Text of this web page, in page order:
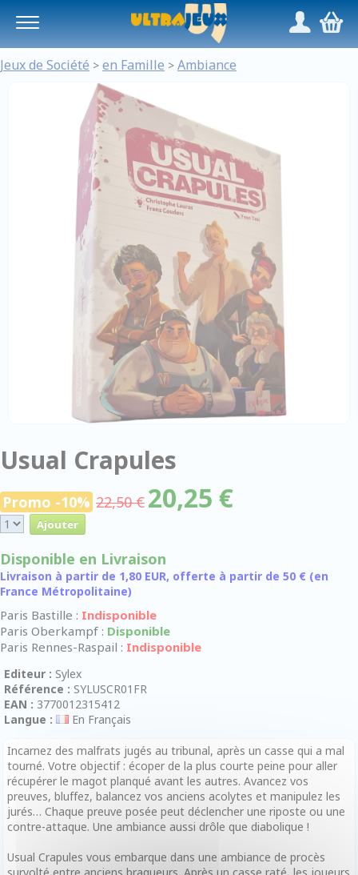
/,
Jeux de Société > en Famille > Ambiance
Usual Crapules
Promo -10% 22,50 € 20,25 €
Disponible en Livraison
Livraison à partir de 1,80 EUR, offerte à partir de 50 € (en
France Métropolitaine)
Paris Bastille : Indisponible
Paris Oberkampf : Disponible
Paris Rennes-Raspail : Indisponible
Editeur : Sylex
Référence : SYLUSCR01FR
EAN : 3770012315412
Langue :
En Français
Incarnez des malfrats jugés au tribunal, après un casse qui a mal
tourné. Votre objectif : écoper de la plus courte peine pour aller
récupérer le magot planqué avant les autres. Avancez vos
preuves, bluffez, balancez vos anciens acolytes et manipulez les
jurés… Chaque preuve posée peut déclencher une riposte ou une
contre-attaque. Une ambiance aussi drôle que diabolique !
Usual Crapules vous embarque dans une ambiance de procès
survolté entre anciens braqueurs. Après un casse raté, les joueurs